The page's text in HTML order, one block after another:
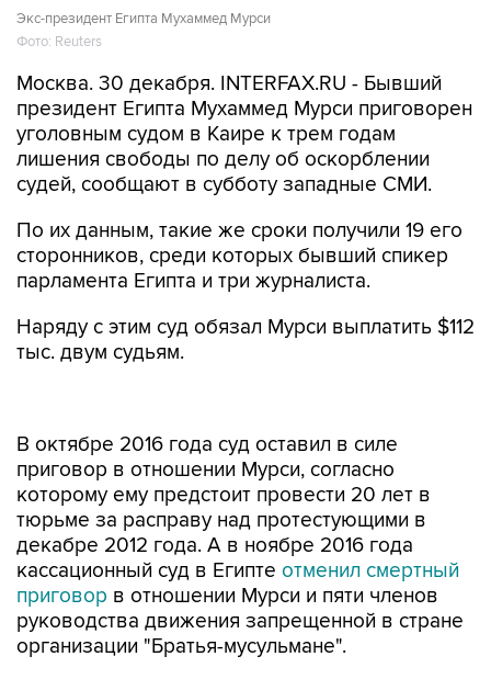
Экс-президент Египта Мухаммед Мурси
Фото: Reuters
Москва. 30 декабря. INTERFAX.RU - Бывший
президент Египта Мухаммед Мурси приговорен
уголовным судом в Каире к трем годам
лишения свободы по делу об оскорблении
судей, сообщают в субботу западные СМИ.
По их данным, такие же сроки получили 19 его
сторонников, среди которых бывший спикер
парламента Египта и три журналиста.
Наряду с этим суд обязал Мурси выплатить $112
тыс. двум судьям.
В октябре 2016 года суд оставил в силе
приговор в отношении Мурси, согласно
которому ему предстоит провести 20 лет в
тюрьме за расправу над протестующими в
декабре 2012 года. А в ноябре 2016 года
кассационный суд в Египте отменил смертный
приговор в отношении Мурси и пяти членов
руководства движения запрещенной в стране
организации "Братья-мусульмане".